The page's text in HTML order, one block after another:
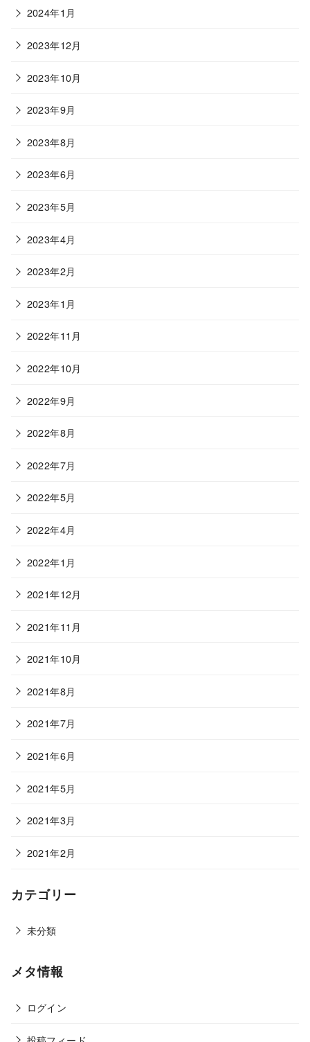
2024年1月
2023年12月
2023年10月
2023年9月
2023年8月
2023年6月
2023年5月
2023年4月
2023年2月
2023年1月
2022年11月
2022年10月
2022年9月
2022年8月
2022年7月
2022年5月
2022年4月
2022年1月
2021年12月
2021年11月
2021年10月
2021年8月
2021年7月
2021年6月
2021年5月
2021年3月
2021年2月
カテゴリー
未分類
メタ情報
ログイン